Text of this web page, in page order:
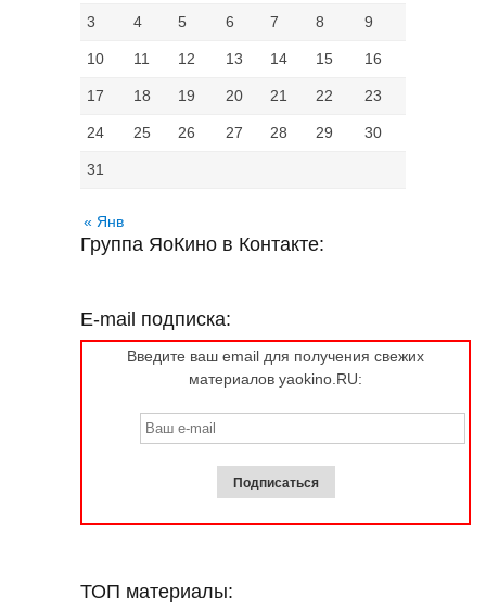
3 4 5 6 7 8 9
10 11 12 13 14 15 16
17 18 19 20 21 22 23
24 25 26 27 28 29 30
31
« Янв
Группа ЯоКино в Контакте:
E-mail подписка:
Введите ваш email для получения свежих
материалов yaokino.RU:
ТОП материалы: